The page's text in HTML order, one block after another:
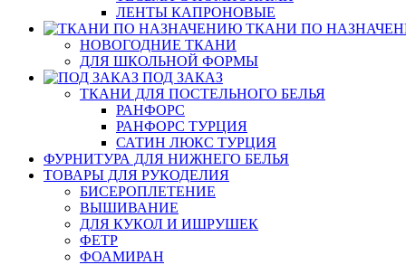
ЛЕНТЫ КАПРОНОВЫЕ
ТКАНИ ПО
НОВОГОДНИЕ ТКАНИ
ДЛЯ ШКОЛЬНОЙ ФОРМЫ
ПОД ЗАКАЗ
ТКАНИ ДЛЯ ПОСТЕЛЬНОГО БЕЛЬЯ
РАНФОРС
РАНФОРС ТУРЦИЯ
САТИН ЛЮКС ТУРЦИЯ
ФУРНИТУРА ДЛЯ НИЖНЕГО БЕЛЬЯ
ТОВАРЫ ДЛЯ РУКОДЕЛИЯ
БИСЕРОПЛЕТЕНИЕ
ВЫШИВАНИЕ
ДЛЯ КУКОЛ И ИШРУШЕК
ФЕТР
ФОАМИРАН